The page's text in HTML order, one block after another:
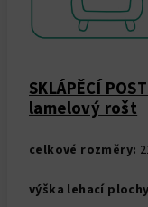
SKLÁPĚCÍ
lamelový rošt
celkové rozměry:
výška lehací